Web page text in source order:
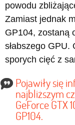
powodu
Zamiast jednak
GP104, zostaną
słabszego
sporych cięć z
Pojawiły się
najbliższym
GeForce
GP104.